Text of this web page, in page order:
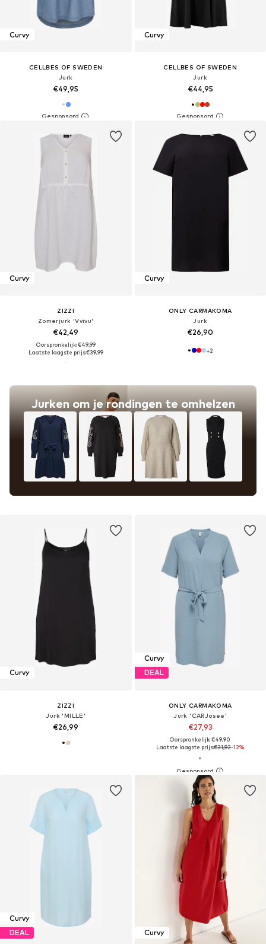
Curvy
CELLBES OF SWEDEN
Jurk
€49,95
Curvy
CELLBES OF SWEDEN
Jurk
€44,95
Curvy
ZIZZI
Zomerjurk 'Vvivu'
€42,49
Oorspronkelijk: €49,99
Laatste laagste prijs:€39,99
Jurken om je rondingen te omhelzen
Curvy
ONLY CARMAKOMA
Jurk
€26,90
+2
Curvy
ZIZZI
Jurk 'MILLE'
€26,99
Curvy
DEAL
ONLY CARMAKOMA
Jurk 'CARJosee'
€27,93
Oorspronkelijk: €49,90
Laatste laagste prijs:€31,92-12%
Curvy
DEAL
Curvy